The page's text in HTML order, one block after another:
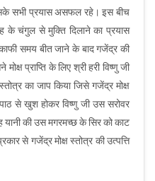
सभी प्रयास असफल रहे। इस बीच
के चंगुल से मुक्ति दिलाने का प्रयास
समय बीत जाने के बाद गजेंद्र की
प्राप्ति के लिए श्री हरी विष्णु जी
का जाप किया जिसे गजेंद्र मोक्ष
से खुश होकर विष्णु जी उस सरोवर
की उस मगरमच्छ के सिर को काट
से गजेंद्र मोक्ष स्तोत्र की उत्पत्ति